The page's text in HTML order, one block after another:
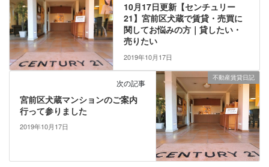
10月17日更新【センチュリー
21】宮前区犬蔵で賃貸・売買に
関してお悩みの方｜貸したい・
売りたい
2019年10月17日
不動産賃貸日記
次の記事
宮前区犬蔵マンションのご案内
行って参りました
2019年10月17日